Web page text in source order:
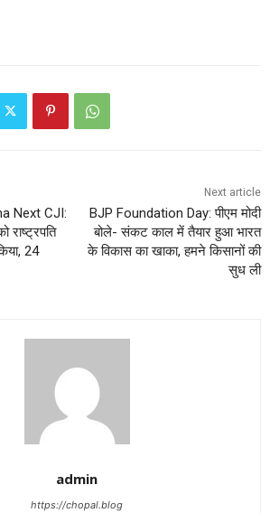
Next CJI:
राष्ट्रपति
24
Next article
BJP Foundation Day: पीएम मोदी
बोले- संकट काल में तैयार हुआ भारत
के विकास का खाका, हमने किसानों की
सुध ली
admin
https://chopal.blog